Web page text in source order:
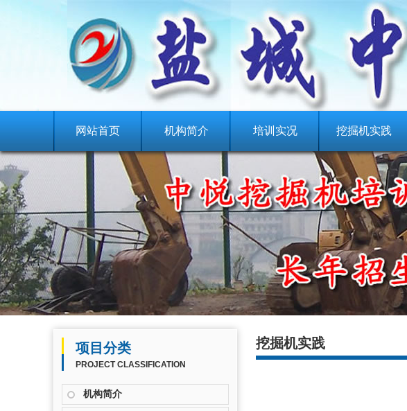
网站首页 机构简介 培训实况 挖掘机实践
项目分类
PROJECT CLASSIFICATION
机构简介
挖掘机实践